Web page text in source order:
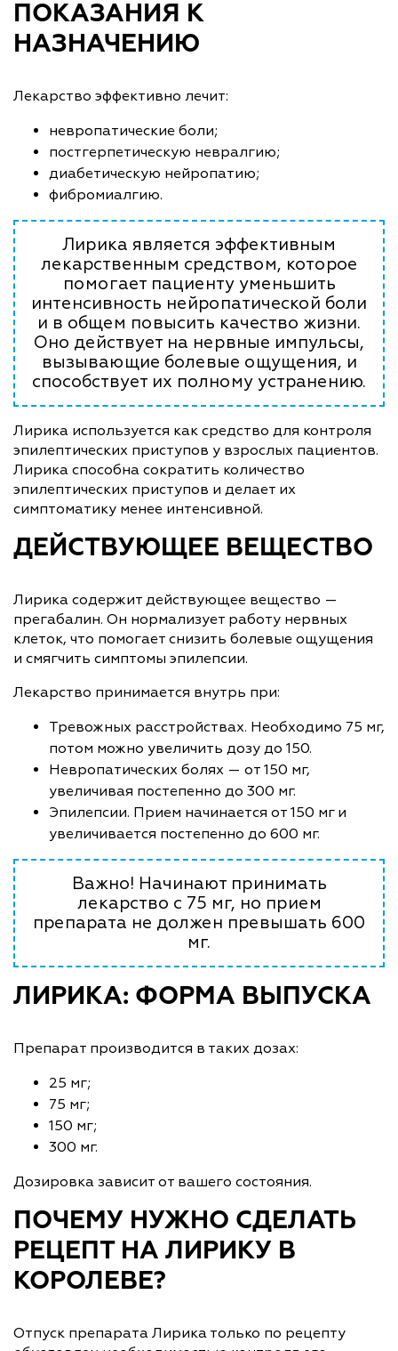
ПОКАЗАНИЯ К
НАЗНАЧЕНИЮ
Лекарство эффективно лечит:
невропатические боли;
постгерпетическую невралгию;
диабетическую нейропатию;
фибромиалгию.
Лирика является эффективным
лекарственным средством, которое
помогает пациенту уменьшить
интенсивность нейропатической боли
и в общем повысить качество жизни.
Оно действует на нервные импульсы,
вызывающие болевые ощущения, и
способствует их полному устранению.
Лирика используется как средство для контроля
эпилептических приступов у взрослых пациентов.
Лирика способна сократить количество
эпилептических приступов и делает их
симптоматику менее интенсивной.
ДЕЙСТВУЮЩЕЕ ВЕЩЕСТВО
Лирика содержит действующее вещество —
прегабалин. Он нормализует работу нервных
клеток, что помогает снизить болевые ощущения
и смягчить симптомы эпилепсии.
Лекарство принимается внутрь при:
Тревожных расстройствах. Необходимо 75 мг,
потом можно увеличить дозу до 150.
Невропатических болях — от 150 мг,
увеличивая постепенно до 300 мг.
Эпилепсии. Прием начинается от 150 мг и
увеличивается постепенно до 600 мг.
Важно! Начинают принимать
лекарство с 75 мг, но прием
препарата не должен превышать 600
мг.
ЛИРИКА: ФОРМА ВЫПУСКА
Препарат производится в таких дозах:
25 мг;
75 мг;
150 мг;
300 мг.
Дозировка зависит от вашего состояния.
ПОЧЕМУ НУЖНО СДЕЛАТЬ
РЕЦЕПТ НА ЛИРИКУ В
КОРОЛЕВЕ?
Отпуск препарата Лирика только по рецепту